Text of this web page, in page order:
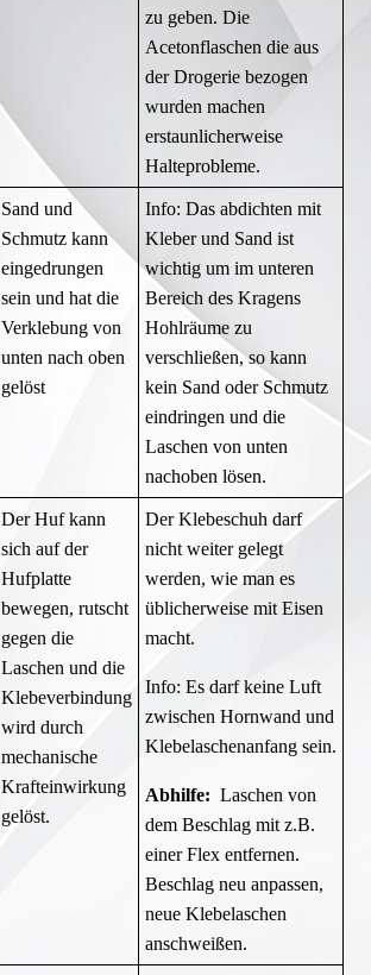
zu geben. Die
Acetonflaschen die aus
der Drogerie bezogen
wurden machen
erstaunlicherweise
Halteprobleme.
Sand und
Schmutz kann
eingedrungen
sein und hat die
Verklebung von
unten nach oben
gelöst
Info: Das abdichten mit
Kleber und Sand ist
wichtig um im unteren
Bereich des Kragens
Hohlräume zu
verschließen, so kann
kein Sand oder Schmutz
eindringen und die
Laschen von unten
nachoben lösen.
Der Huf kann
sich auf der
Hufplatte
bewegen, rutscht
gegen die
Laschen und die
Klebeverbindung
wird durch
mechanische
Krafteinwirkung
gelöst.
Der Klebeschuh darf
nicht weiter gelegt
werden, wie man es
üblicherweise mit Eisen
macht.
Info: Es darf keine Luft
zwischen Hornwand und
Klebelaschenanfang sein.
Abhilfe: Laschen von
dem Beschlag mit z.B.
einer Flex entfernen.
Beschlag neu anpassen,
neue Klebelaschen
anschweißen.